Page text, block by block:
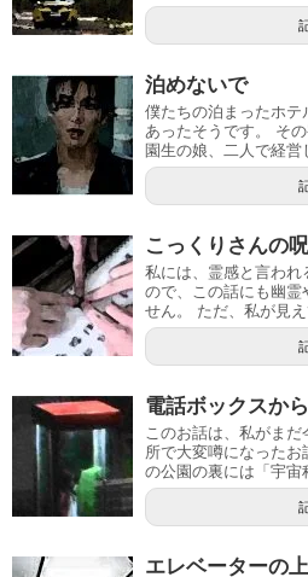
泊めないで
僕たちの泊まったホ
あったそうです。 そ
園生の娘、二人で経営
こっくりさんの
私には、霊感と言われ
ので、この話にも幽霊
せん。 ただ、私が見
電話ボックスか
このお話は、私がま
所で大変噂になったお
の公園の裏には「宇宙
エレベーターの